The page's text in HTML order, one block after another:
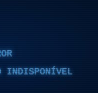
INDISPONÍVEL